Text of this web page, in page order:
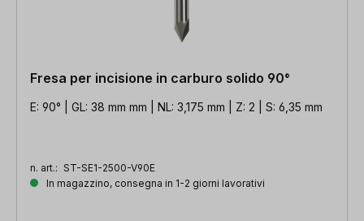
Fresa per incisione in carburo solido 90°
E: 90° | GL: 38 mm mm | NL: 3,175 mm | Z: 2 | S: 6,35 mm
n. art.: ST-SE1-2500-V90E
In magazzino, consegna in 1-2 giorni lavorativi